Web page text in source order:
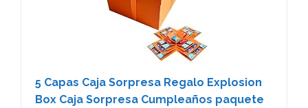
5 Capas Caja Sorpresa Regalo Explosion
Box Caja Sorpresa Cumpleaños paquete